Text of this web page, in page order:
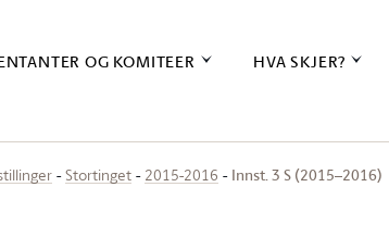
OG KOMITEER HVA SKJER?
Stortinget 2015-2016 Innst. 3 S (2015–2016)